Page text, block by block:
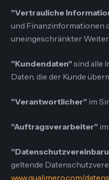
"Vertrauliche
und Finanzinformationen
uneingeschränkter
"Kundendaten" sind alle
Daten, die der Kunde
"Verantwortlicher" im
"Auftragsverarbeiter"
geltende
www.qualimero.com/